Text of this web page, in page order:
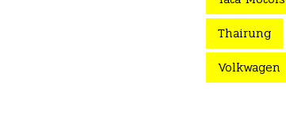
Thairung
Volkwagen